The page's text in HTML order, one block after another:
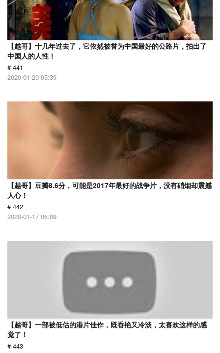
【越哥】十几年过去了，它依然被誉为中国最好的公路片，拍出了
中国人的人性！
# 441
2020-01-20 05:39
【越哥】豆瓣8.6分，可能是2017年最好的战争片，没有硝烟却震撼
人心！
# 442
2020-01-17 06:09
【越哥】一部被低估的港片佳作，既香艳又冷淡，太喜欢这样的感
觉了！
# 443